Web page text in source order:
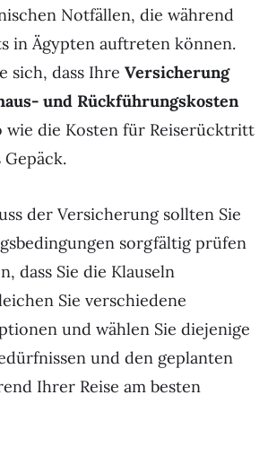
Notfällen, die während
in Ägypten auftreten können.
sich, dass Ihre Versicherung
und Rückführungskosten
wie die Kosten für Reiserücktritt
der Versicherung sollten Sie
sorgfältig prüfen
dass Sie die Klauseln
Sie verschiedene
und wählen Sie diejenige
und den geplanten
Ihrer Reise am besten